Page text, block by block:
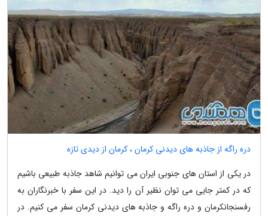
دره راگه از جاذبه های دیدنی کرمان ، کرمان از دیدی تازه
در یکی از استان های جنوبی ایران می توانیم شاهد جاذبه طبیعی باشیم
که در کمتر جایی می توان نظیر آن را دید. در این سفر با خبرنگاران به
رفسنجانکرمان و دره راگه و جاذبه های دیدنی کرمان سفر می کنیم. در